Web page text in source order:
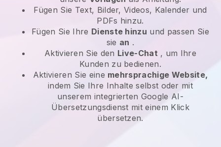
Fügen Sie Text, Bilder, Videos, Kalender und
PDFs hinzu.
Fügen Sie Ihre Dienste hinzu und passen Sie
sie an .
Aktivieren Sie den Live-Chat , um Ihre
Kunden zu bedienen.
Aktivieren Sie eine mehrsprachige Website,
indem Sie Ihre Inhalte selbst oder mit
unserem integrierten Google AI-
Übersetzungsdienst mit einem Klick
übersetzen.